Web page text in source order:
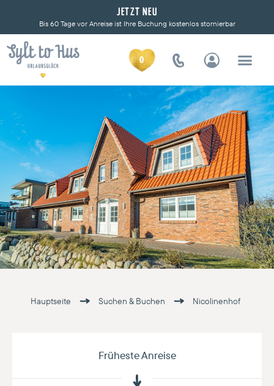
JETZT NEU
Bis 60 Tage vor Anreise ist Ihre Buchung kostenlos stornierbar
0
Hauptseite Suchen & Buchen Nicolinenhof
Früheste Anreise